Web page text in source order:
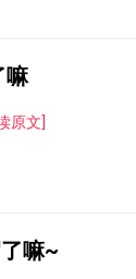
嘛
原文]
嘛~